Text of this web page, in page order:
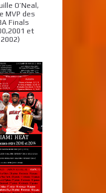
O’Neal,
MVP des
Finals
et
2002)